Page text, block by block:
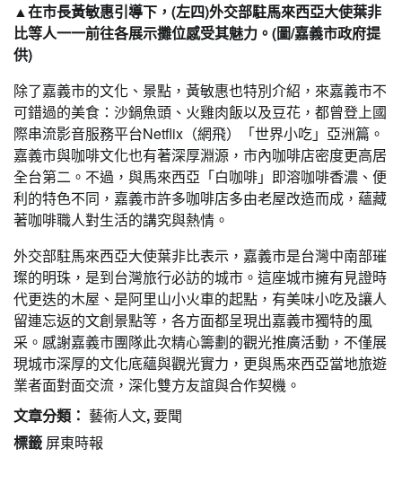
▲在市長黃敏惠引導下，(左四)外交部駐馬來西亞大使葉非
比等人一一前往各展示攤位感受其魅力。(圖/嘉義市政府提
供)
除了嘉義市的文化、景點，黃敏惠也特別介紹，來嘉義市不
可錯過的美食：沙鍋魚頭、火雞肉飯以及豆花，都曾登上國
際串流影音服務平台Netflix（網飛）「世界小吃」亞洲篇。
嘉義市與咖啡文化也有著深厚淵源，市內咖啡店密度更高居
全台第二。不過，與馬來西亞「白咖啡」即溶咖啡香濃、便
利的特色不同，嘉義市許多咖啡店多由老屋改造而成，蘊藏
著咖啡職人對生活的講究與熱情。
外交部駐馬來西亞大使葉非比表示，嘉義市是台灣中南部璀
璨的明珠，是到台灣旅行必訪的城市。這座城市擁有見證時
代更迭的木屋、是阿里山小火車的起點，有美味小吃及讓人
留連忘返的文創景點等，各方面都呈現出嘉義市獨特的風
采。感謝嘉義市團隊此次精心籌劃的觀光推廣活動，不僅展
現城市深厚的文化底蘊與觀光實力，更與馬來西亞當地旅遊
業者面對面交流，深化雙方友誼與合作契機。
文章分類： 藝術人文,要聞
標籤 屏東時報